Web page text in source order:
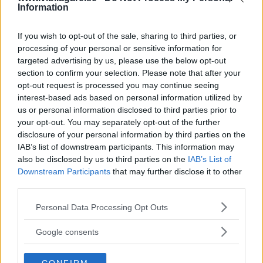
Information
If you wish to opt-out of the sale, sharing to third parties, or
processing of your personal or sensitive information for
targeted advertising by us, please use the below opt-out
section to confirm your selection. Please note that after your
opt-out request is processed you may continue seeing
interest-based ads based on personal information utilized by
us or personal information disclosed to third parties prior to
your opt-out. You may separately opt-out of the further
disclosure of your personal information by third parties on the
IAB’s list of downstream participants. This information may
also be disclosed by us to third parties on the IAB’s List of
Downstream Participants that may further disclose it to other
Please note that this website/app uses one or more Google
not limited to your visit or usage behaviour. You may click to
use your data for below specified purposes in below Google
Personal Data Processing Opt Outs
Google consents
några år blir oväntat dyr att äga, säger Cecilia Kellberg.
Riksrevisionenrekommenderar bland annat regeringen
att den här typen av beslut först analyseras ur ett miljö-
och samhällsperspektiv, och att bilköparna tydligt får veta
hur länge bonus/malus-systemet och det nedsatta
förmånsvärdet för miljöbilar ska gälla.
Bonus/malus-systemet infördes sommaren 2018 men har
Målet har varitatt öka försäljningen av laddbara bilar för
att sänka utsläppen, och nu i januari var hela
tre av tio
nyregistrerade bilar en elbil eller laddhybrid